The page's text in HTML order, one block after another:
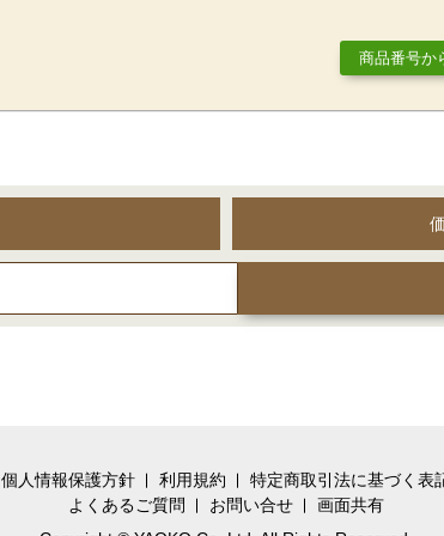
商品番号か
個人情報保護方針 利用規約 特定商取引法に基づく表
よくあるご質問
お問い合せ
画面共有